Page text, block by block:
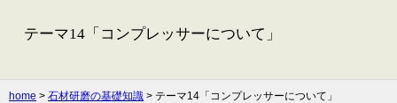
テーマ14「コンプレッサーについて」
home > 石材研磨の基礎知識 > テーマ14「コンプレッサーについて」